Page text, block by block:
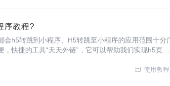
序教程?
会h5转跳到小程序、H5转跳至小程序的应用范围十分
快捷的工具“天天外链”，它可以帮助我们实现h5页面
使用教程